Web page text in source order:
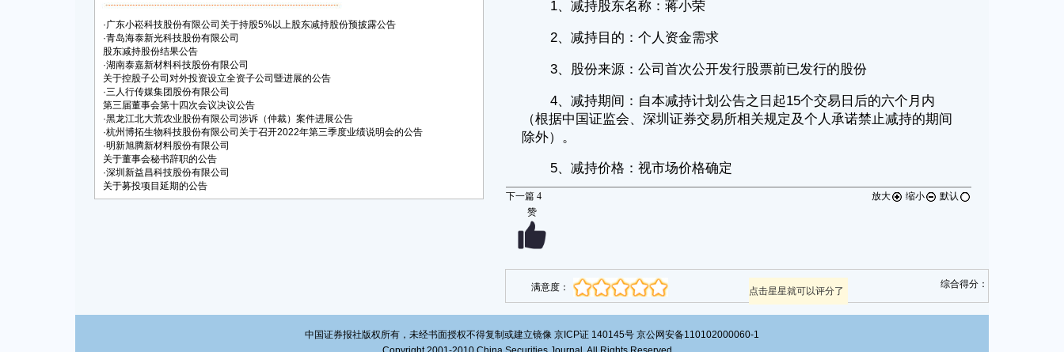
·广东小崧科技股份有限公司关于持股5%以上股东减持股份预披露公告
·青岛海泰新光科技股份有限公司
股东减持股份结果公告
·湖南泰嘉新材料科技股份有限公司
关于控股子公司对外投资设立全资子公司暨进展的公告
·三人行传媒集团股份有限公司
第三届董事会第十四次会议决议公告
·黑龙江北大荒农业股份有限公司涉诉（仲裁）案件进展公告
·杭州博拓生物科技股份有限公司关于召开2022年第三季度业绩说明会的公告
·明新旭腾新材料股份有限公司
关于董事会秘书辞职的公告
·深圳新益昌科技股份有限公司
关于募投项目延期的公告
三、其他事项说明
券交易所股票上市规则》《深圳证券交易所上市公司股东及董事、监事、
2、蒋小荣女士承诺：本次股份减持计划系股东自主行为，同意公司
董事会按照相关规定代为履行披露义务。
理结构、股权结构及持续性经营造成影响。
蒋小荣女士出具的《股份减持计划告知函》
下一篇 4 放大 缩小
默认
赞
满意度： 点击星星就可以评分了
综合得分：
中国证券报社版权所有，未经书面授权不得复制或建立镜像 京ICP证 140145号 京公网安备110102000060-1